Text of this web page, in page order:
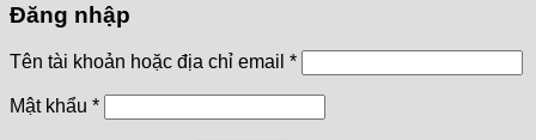
Đăng nhập
Tên tài khoản hoặc địa chỉ email *
Mật khẩu *